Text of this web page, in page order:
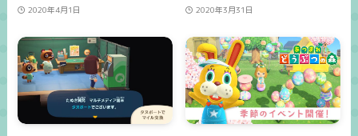
2020年4月1日 2020年3月31日